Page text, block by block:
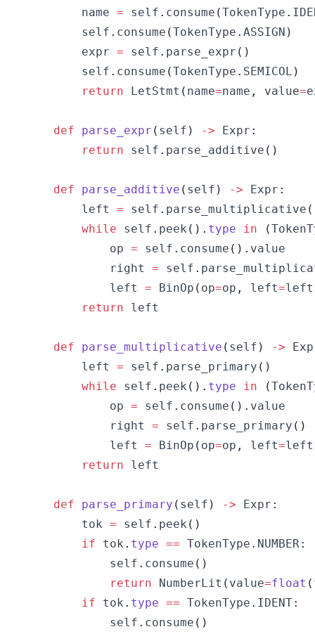
        name
= self . consume (TokenType .
        self
. consume (TokenType . ASSIGN )
        expr
= self . parse_expr ( )
        self
. consume (TokenType . SEMICOL )
return LetStmt ( name=name , value=
def parse_expr ( self ) -> Expr :
return self . parse_additive ( )
def parse_additive ( self ) -> Expr :
        left
= self . parse_multiplicative (
while self . peek ( ) . type in (
            op
= self . consume ( ) .
            right
= self .
            left
= BinOp ( op=op , left=left
return
def parse_multiplicative ( self ) ->
        left
= self . parse_primary ( )
while self . peek ( ) . type in (
            op
= self . consume ( ) .
            right
= self . parse_primary ( )
            left
= BinOp ( op=op , left=left
return
def parse_primary ( self ) -> Expr :
        tok
= self . peek ( )
if tok . type == TokenType . NUMBER:
            self
. consume ( )
return NumberLit ( value=float (
if tok . type == TokenType . IDENT:
            self
. consume ( )